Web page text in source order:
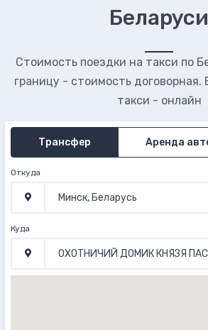
Беларуси
Стоимость поездки на такси по
границу - стоимость
такси - онлайн
Трансфер Аренда
Откуда
Куда